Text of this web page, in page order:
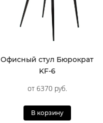
Офисный стул Бюрократ
KF-6
от 6370 руб.
В корзину